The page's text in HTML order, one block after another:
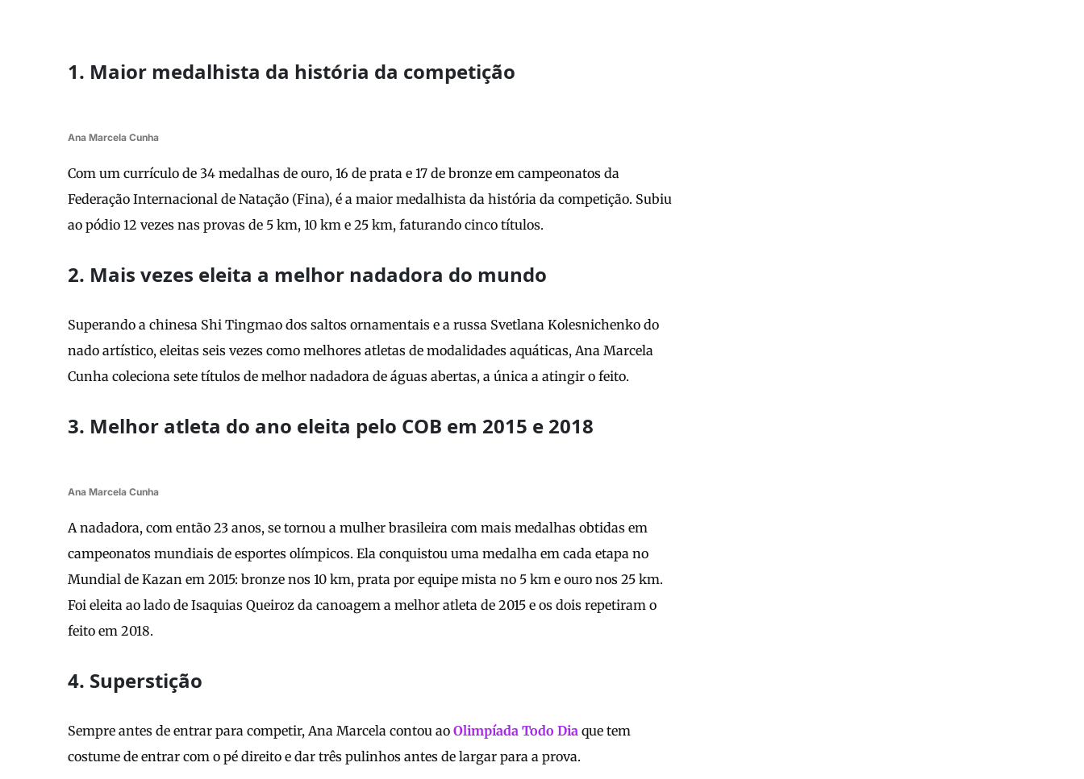
1. Maior medalhista da história da competição
Ana Marcela Cunha
Com um currículo de 34 medalhas de ouro, 16 de prata e 17 de bronze em campeonatos da
Federação Internacional de Natação (Fina), é a maior medalhista da história da competição. Subiu
ao pódio 12 vezes nas provas de 5 km, 10 km e 25 km, faturando cinco títulos.
2. Mais vezes eleita a melhor nadadora do mundo
Superando a chinesa Shi Tingmao dos saltos ornamentais e a russa Svetlana Kolesnichenko do
nado artístico, eleitas seis vezes como melhores atletas de modalidades aquáticas, Ana Marcela
Cunha coleciona sete títulos de melhor nadadora de águas abertas, a única a atingir o feito.
3. Melhor atleta do ano eleita pelo COB em 2015 e 2018
Ana Marcela Cunha
A nadadora, com então 23 anos, se tornou a mulher brasileira com mais medalhas obtidas em
campeonatos mundiais de esportes olímpicos. Ela conquistou uma medalha em cada etapa no
Mundial de Kazan em 2015: bronze nos 10 km, prata por equipe mista no 5 km e ouro nos 25 km.
Foi eleita ao lado de Isaquias Queiroz da canoagem a melhor atleta de 2015 e os dois repetiram o
feito em 2018.
4. Superstição
Sempre antes de entrar para competir, Ana Marcela contou ao Olimpíada Todo Dia que tem
costume de entrar com o pé direito e dar três pulinhos antes de largar para a prova.